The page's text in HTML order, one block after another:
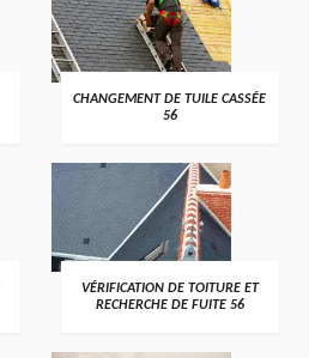
>
CHANGEMENT DE TUILE CASSÉE
56
>
VÉRIFICATION DE TOITURE ET
RECHERCHE DE FUITE 56